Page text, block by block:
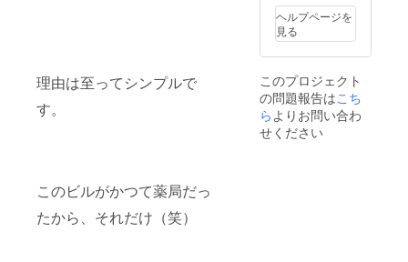
理由は至ってシンプルで
す。
このビルがかつて薬局だっ
たから、それだけ（笑）
ていた
だきま
すの
で、ご
ださ
い。先
着から
漏れて
しまっ
金など
の対応
はなし
とさせ
だきま
す。
ヘルプページを
見る
このプロジェクト
の問題報告はこち
ら よりお問い合わ
せください